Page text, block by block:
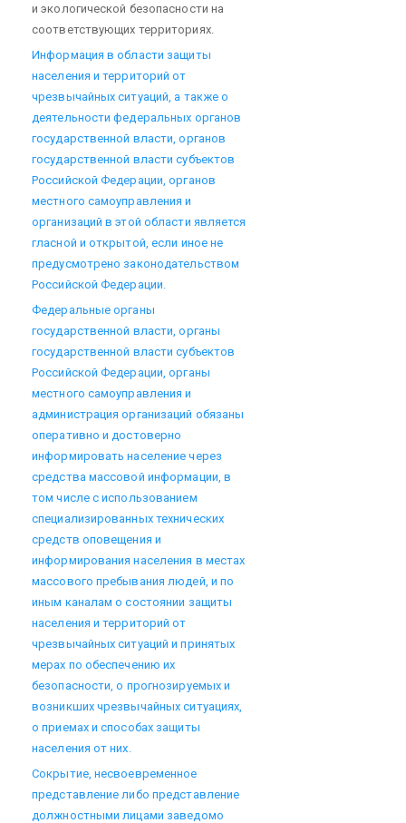
и экологической безопасности на
соответствующих территориях.
Информация в области защиты
населения и территорий от
чрезвычайных ситуаций, а также о
деятельности федеральных органов
государственной власти, органов
государственной власти субъектов
Российской Федерации, органов
местного самоуправления и
организаций в этой области является
гласной и открытой, если иное не
предусмотрено законодательством
Российской Федерации.
Федеральные органы
государственной власти, органы
государственной власти субъектов
Российской Федерации, органы
местного самоуправления и
администрация организаций обязаны
оперативно и достоверно
информировать население через
средства массовой информации, в
том числе с использованием
специализированных технических
средств оповещения и
информирования населения в местах
массового пребывания людей, и по
иным каналам о состоянии защиты
населения и территорий от
чрезвычайных ситуаций и принятых
мерах по обеспечению их
безопасности, о прогнозируемых и
возникших чрезвычайных ситуациях,
о приемах и способах защиты
населения от них.
Сокрытие, несвоевременное
представление либо представление
должностными лицами заведомо